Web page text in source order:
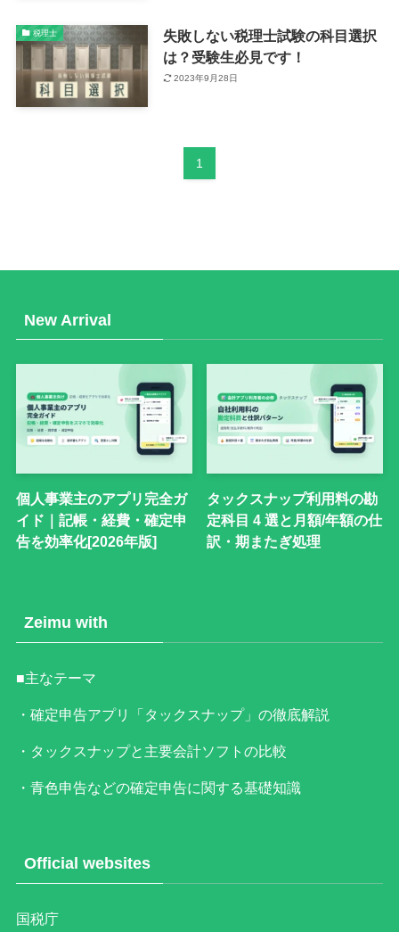
税理士
失敗しない税理士試験の科目選択
は？受験生必見です！
2023年9月28日
1
New Arrival
個人事業主のアプリ完全ガ
イド｜記帳・経費・確定申
告を効率化[2026年版]
タックスナップ利用料の勘
定科目 4 選と月額/年額の仕
訳・期またぎ処理
Zeimu with
■主なテーマ
・確定申告アプリ「タックスナップ」の徹底解説
・タックスナップと主要会計ソフトの比較
・青色申告などの確定申告に関する基礎知識
Official websites
国税庁